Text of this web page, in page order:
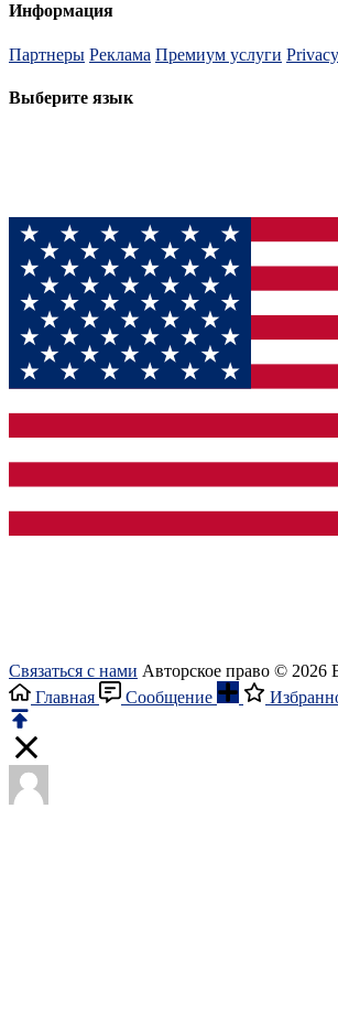
Информация
Партнеры Реклама Премиум услуги
Выберите язык
Связаться с нами Авторское право © 2026
Главная
Сообщение